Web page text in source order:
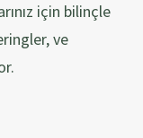
için bilinçle
ve